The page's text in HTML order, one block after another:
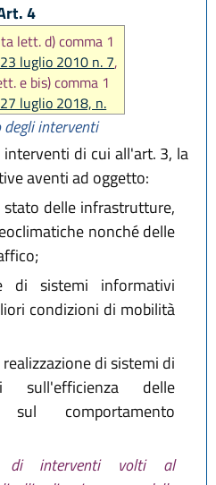
4
lett. d) comma 1
luglio 2010 n. 7,
e bis) comma 1
luglio 2018, n.
degli interventi
di cui all'art. 3, la
aventi ad oggetto:
delle infrastrutture,
nonché delle
di sistemi informativi
condizioni di mobilità
di sistemi di
sull'efficienza delle
comportamento
di interventi volti al